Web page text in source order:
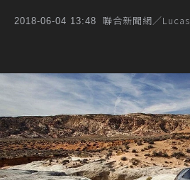
2018-06-04 13:48 聯合新聞網／Lucas